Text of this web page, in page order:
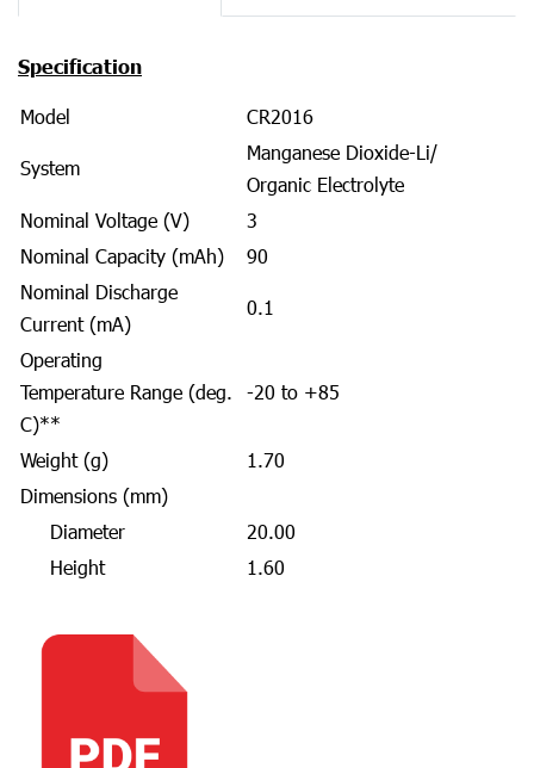
Specification
Model CR2016
System
Manganese Dioxide-Li/
Organic Electrolyte
Nominal Voltage (V)
3
Nominal Capacity (mAh)
90
Nominal Discharge
Current (mA)
0.1
Operating
Temperature Range (deg.
C)**
-20 to +85
Weight (g)
1.70
Dimensions (mm)
Diameter
20.00
Height
1.60